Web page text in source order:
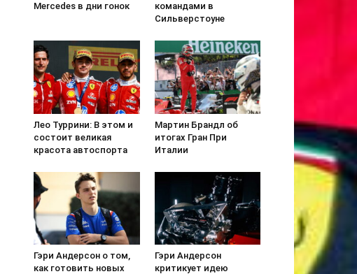
Mercedes в дни гонок
командами в
Сильверстоуне
Лео Туррини: В этом и
состоит великая
красота автоспорта
Мартин Брандл об
итогах Гран При
Италии
Гэри Андерсон о том,
как готовить новых
Гэри Андерсон
критикует идею